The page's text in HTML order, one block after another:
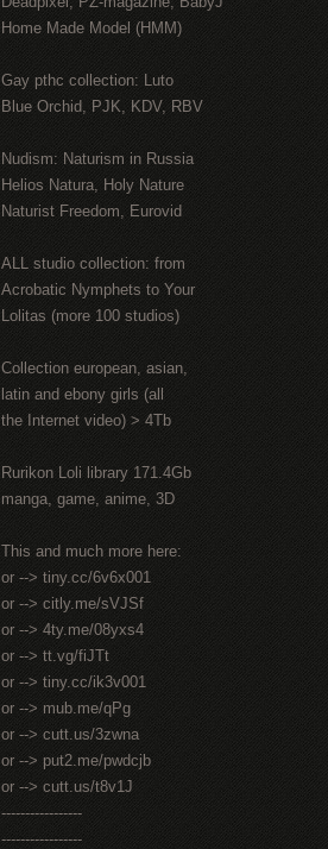
Home Made Model (HMM)
Gay рthс collection: Luto
Blue Orchid, PJK, KDV, RBV
Nudism: Naturism in Russia
Helios Natura, Holy Nature
Naturist Freedom, Eurovid
ALL studio collection: from
Acrobatic Nymрhеts to Your
Lоlitаs (more 100 studios)
Collection european, asian,
latin and ebony girls (all
the Internet video) > 4Tb
Rurikon Lоli library 171.4Gb
manga, game, anime, 3D
This and much more here:
or --> tiny.cc/6v6x001
or --> citly.me/sVJSf
or --> 4ty.me/08yxs4
or --> tt.vg/fiJTt
or --> tiny.cc/ik3v001
or --> mub.me/qPg
or --> cutt.us/3zwna
or --> put2.me/pwdcjb
or --> cutt.us/t8v1J
-----------------
-----------------